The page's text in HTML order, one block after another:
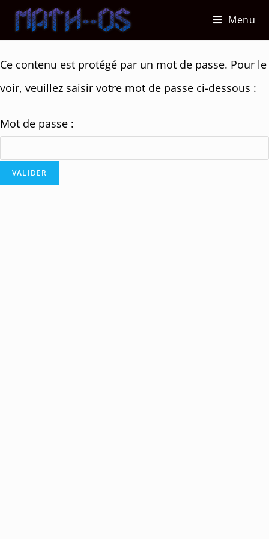
content
Menu
Ce contenu est protégé par un mot de passe. Pour le
voir, veuillez saisir votre mot de passe ci-dessous :
Mot de passe :